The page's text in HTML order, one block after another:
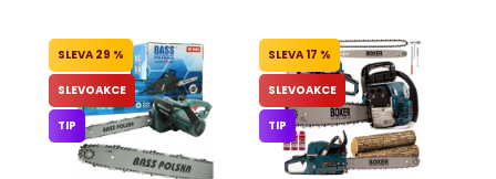
29 %
SLEVOAKCE
TIP
17 %
SLEVOAKCE
TIP